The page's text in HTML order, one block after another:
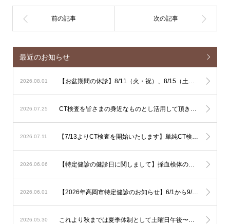
最近のお知らせ
2026.08.01
2026.07.25
2026.07.11
2026.06.06 【特定健診の健診日に関しまして】採血検体の集配と保存の関係で、健診は月曜日から土曜日午前（土曜日午後、日曜日を除く）でお願いいたします。
2026.06.01 【2026年高岡市特定健診のお知らせ】6/1から9/30の期間で行われます。予約は不要ですので受診券をご持参の上直接ご受診下さい。可能なようでしたら食事を抜いての健診をお勧め致します。
2026.05.30 これより秋までは夏季体制として土曜日午後〜日曜は少人数での運用となります。診察状況により診療の遅延を生じる可能性も考慮されますが対応人数は維持する必要がありますので発熱への検査は流行状況をもとに当日判断が必要なものに限定した対応とさせて頂きます。